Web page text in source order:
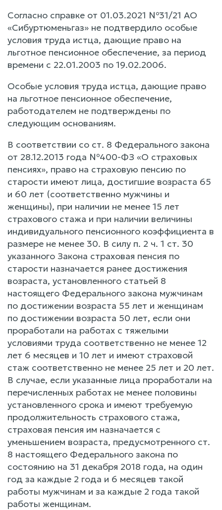
Согласно справке от 01.03.2021 №31/21 АО
«Сибуртюменьгаз» не подтвердило особые
условия труда истца, дающие право на
льготное пенсионное обеспечение, за период
времени с 22.01.2003 по 19.02.2006.
Особые условия труда истца, дающие право
на льготное пенсионное обеспечение,
работодателем не подтверждены по
следующим основаниям.
В соответствии со ст. 8 Федерального закона
от 28.12.2013 года №400-ФЗ «О страховых
пенсиях», право на страховую пенсию по
старости имеют лица, достигшие возраста 65
и 60 лет (соответственно мужчины и
женщины), при наличии не менее 15 лет
страхового стажа и при наличии величины
индивидуального пенсионного коэффициента в
размере не менее 30. В силу п. 2 ч. 1 ст. 30
указанного Закона страховая пенсия по
старости назначается ранее достижения
возраста, установленного статьей 8
настоящего Федерального закона мужчинам
по достижении возраста 55 лет и женщинам
по достижении возраста 50 лет, если они
проработали на работах с тяжелыми
условиями труда соответственно не менее 12
лет 6 месяцев и 10 лет и имеют страховой
стаж соответственно не менее 25 лет и 20 лет.
В случае, если указанные лица проработали на
перечисленных работах не менее половины
установленного срока и имеют требуемую
продолжительность страхового стажа,
страховая пенсия им назначается с
уменьшением возраста, предусмотренного ст.
8 настоящего Федерального закона по
состоянию на 31 декабря 2018 года, на один
год за каждые 2 года и 6 месяцев такой
работы мужчинам и за каждые 2 года такой
работы женщинам.